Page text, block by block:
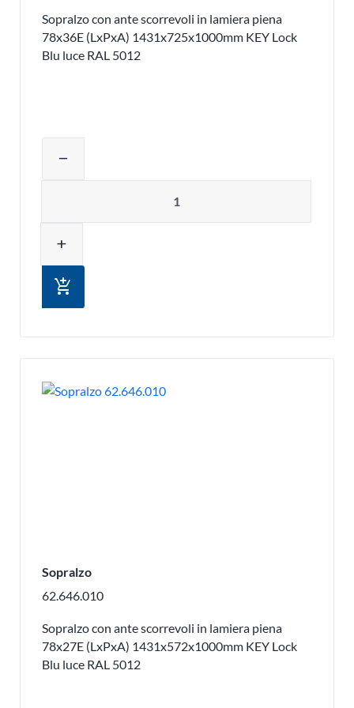
Sopralzo con ante scorrevoli in lamiera piena
78x36E (LxPxA) 1431x725x1000mm KEY Lock
Blu luce RAL 5012
remove
add
add_shopping_cart
Sopralzo
62.646.010
Sopralzo con ante scorrevoli in lamiera piena
78x27E (LxPxA) 1431x572x1000mm KEY Lock
Blu luce RAL 5012